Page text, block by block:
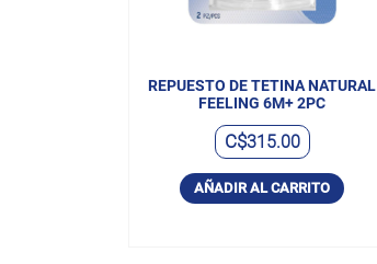
REPUESTO DE TETINA NATURAL
FEELING 6M+ 2PC
C$315.00
AÑADIR AL CARRITO